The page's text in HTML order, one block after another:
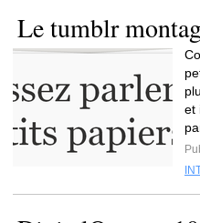
Le tumblr
et